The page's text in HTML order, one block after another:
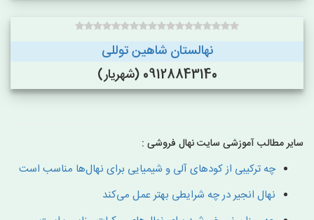
نهالستان شاهین توللی
09128843140 (شهریار)
سایر مطالب آموزشی سایت نهال فروشی :
چه ترکیبی از کودهای آلی و شیمیایی برای نهال‌ها مناسب است
نهال انجیر در چه شرایطی بهتر عمل می‌کند